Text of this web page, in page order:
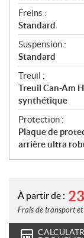
Freins :
Standard
Suspension :
Standard
Treuil :
Treuil Can-Am
synthétique
Protection :
Plaque de
arrière ultra
À partir de :
Frais de transport